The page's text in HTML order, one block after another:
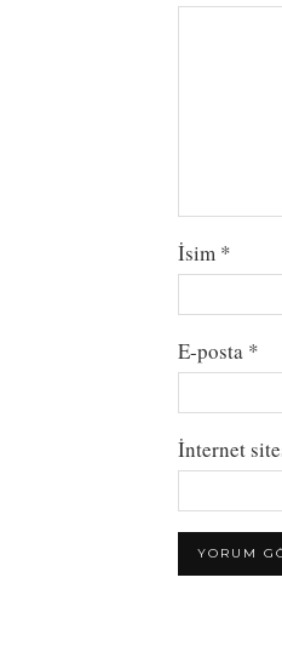
İsim *
E-posta *
İnternet